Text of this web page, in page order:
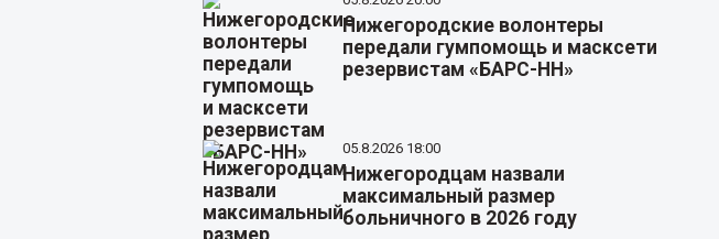
Нижегородские волонтеры
передали гумпомощь и масксети
резервистам «БАРС-НН»
05.8.2026 18:00
Нижегородцам назвали
максимальный размер
больничного в 2026 году